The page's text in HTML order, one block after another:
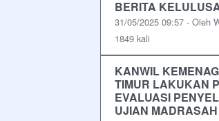
BERITA
31/05/2025 09:57 - Oleh
1849 kali
KANWIL
TIMUR LAKUKAN
EVALUASI
UJIAN